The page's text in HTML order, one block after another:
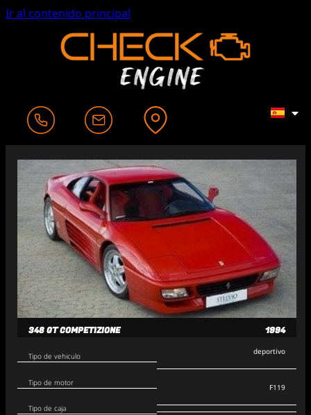
Ir al contenido principal
348 GT COMPETIZIONE 1994
Tipo de vehiculo
Tipo de motor
Tipo de caja
deportivo
F119